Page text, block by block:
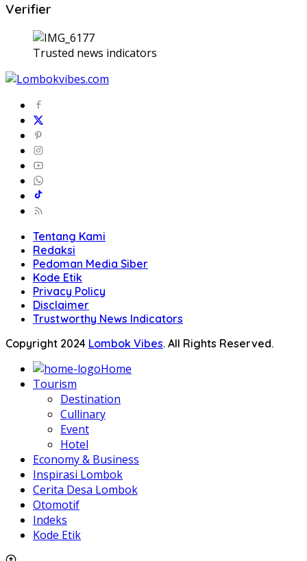
Verifier
Trusted news indicators
Tentang Kami
Redaksi
Pedoman Media Siber
Kode Etik
Privacy Policy
Disclaimer
Trustworthy News Indicators
Copyright 2024 Lombok Vibes. All Rights Reserved.
Home
Tourism
Destination
Cullinary
Event
Hotel
Economy & Business
Inspirasi Lombok
Cerita Desa Lombok
Otomotif
Indeks
Kode Etik